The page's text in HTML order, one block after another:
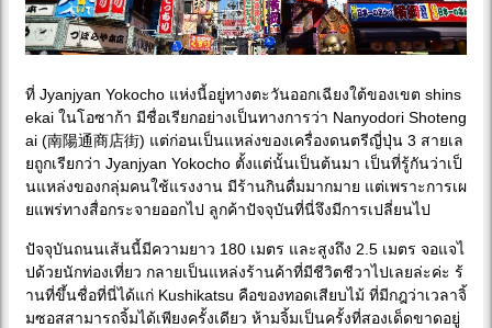
ที่ Jyanjyan Yokocho แห่งนี้อยู่ทางตะวันออกเฉียงใต้ของเขต shins
ekai ในโอซาก้า มีชื่อเรียกอย่างเป็นทางการว่า Nanyodori Shoteng
ai (南陽通商店街) แต่ก่อนเป็นแหล่งของเครื่องดนตรีญี่ปุ่น 3 สายเล
ยถูกเรียกว่า Jyanjyan Yokocho ตั้งแต่นั้นเป็นต้นมา เป็นที่รู้กันว่าเป็
นแหล่งของกลุ่มคนใช้แรงงาน มีร้านกินดื่มมากมาย แต่เพราะการเผ
ยแพร่ทางสื่อกระจายออกไป ลูกค้าปัจจุบันที่นี่จึงมีการเปลี่ยนไป
ปัจจุบันถนนเส้นนี้มีความยาว 180 เมตร และสูงถึง 2.5 เมตร จอแจไ
ปด้วยนักท่องเที่ยว กลายเป็นแหล่งร้านค้าที่มีชีวิตชีวาไปเลยล่ะค่ะ ร้
านที่ขึ้นชื่อที่นี่ได้แก่ Kushikatsu คือของทอดเสียบไม้ ที่มีกฎว่าเวลาจิ้
มซอสสามารถจิ้มได้เพียงครั้งเดียว ห้ามจิ้มเป็นครั้งที่สองเด็ดขาดอยู่